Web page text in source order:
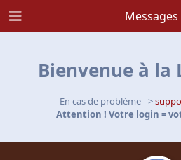
Bienvenue à la
En cas de problème =>
Attention ! Votre login =
Messages